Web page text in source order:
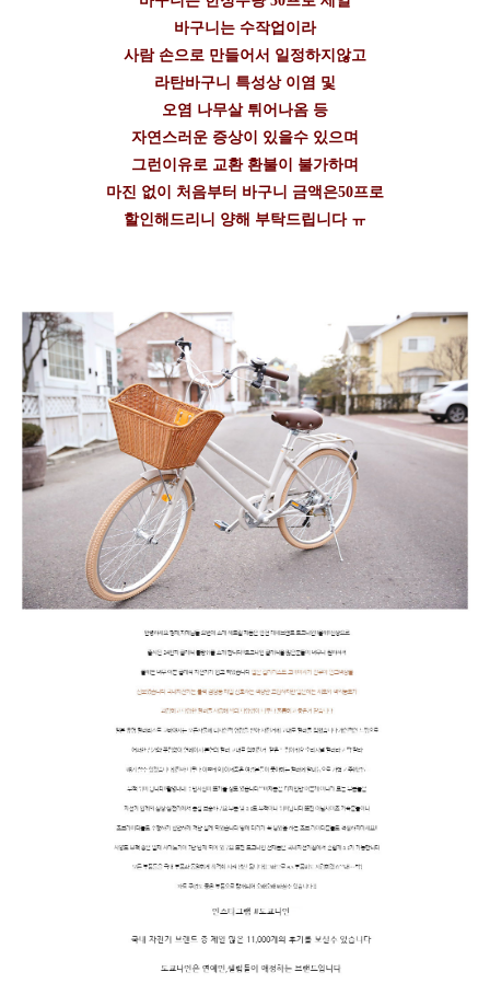
바구니는 수작업이라
사람 손으로 만들어서 일정하지않고
라탄바구니 특성상 이염 및
오염 나무살 튀어나옴 등
자연스러운 증상이 있을수 있으며
그런이유로 교환 환불이 불가하며
마진 없이 처음부터 바구니 금액은50프로
할인해드리니 양해 부탁드립니다 ㅠ